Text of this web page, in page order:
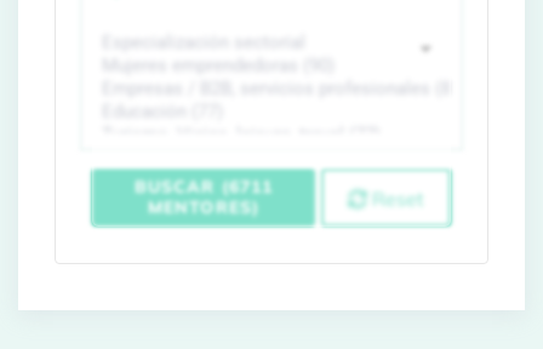
BUSCAR (6711
MENTORES)
Reset